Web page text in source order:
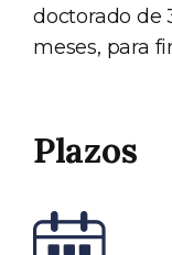
doctorado de
meses, para
Plazos